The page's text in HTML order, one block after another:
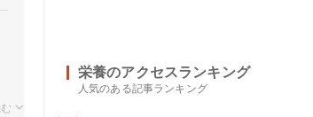
栄養のアクセスランキング
人気のある記事ランキング